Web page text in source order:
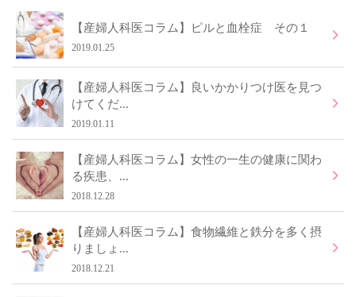
【産婦人科医コラム】ピルと血栓症 その１
2019.01.25
【産婦人科医コラム】良いかかりつけ医を見つ
けてくだ...
2019.01.11
【産婦人科医コラム】女性の一生の健康に関わ
る疾患、...
2018.12.28
【産婦人科医コラム】食物繊維と鉄分を多く摂
りましょ...
2018.12.21